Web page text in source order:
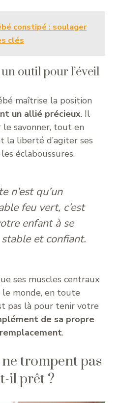
constipé : soulager
clés
outil pour l’éveil
maîtrise la position
un allié précieux. Il
le savonner, tout en
la liberté d’agiter ses
éclaboussures.
n’est qu’un
feu vert, c’est
enfant à se
et confiant.
ses muscles centraux
monde, en toute
pas là pour tenir votre
de sa propre
.
trompent pas
il prêt ?